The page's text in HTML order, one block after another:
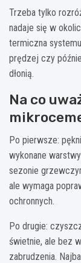
Trzeba tylko
nadaje się w
termiczna
prędzej czy
dłonią.
Na co
Po pierwsze:
wykonane
sezonie
ale wymaga
ochronnych.
Po drugie:
świetnie, ale bez
zabrudzenia.